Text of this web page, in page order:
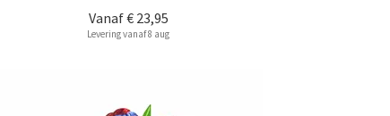
Vanaf€ 23,95
Levering vanaf 8 aug